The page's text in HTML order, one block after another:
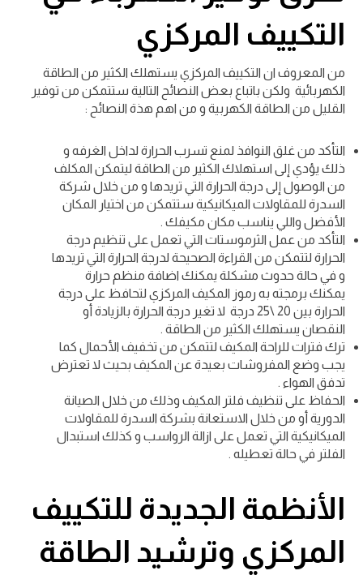
التكييف المركزي
من المعروف ان التكييف المركزي يستهلك الكثير من الطاقة
الكهربائية ولكن باتباع بعض النصائح التالية ستتمكن من توفير
القليل من الطاقة الكهربية و من اهم هذة النصائح :
التأكد من غلق النوافذ لمنع تسرب الحرارة لداخل الغرفه و
ذلك يؤدي إلى استهلاك الكثير من الطاقة ليتمكن المكلف
من الوصول إلى درجة الحرارة التي تريدها و من خلال شركة
السدرة للمقاولات الميكانيكية ستتمكن من اختيار المكان
الأفضل واللي يناسب مكان مكيفك .
التأكد من عمل الثرموستات التي تعمل على تنظيم درجة
الحرارة لتتمكن من القراءة الصحيحة لدرجة الحرارة التي تريدها
و في حالة حدوث مشكلة يمكنك اضافة منظم حرارة
يمكنك برمجته به رموز المكيف المركزي لتحافظ على درجة
الحرارة بين 20 \25 درجة لا تغير درجة الحرارة بالزيادة أو
النقصان يستهلك الكثير من الطاقة .
ترك فترات للراحة المكيف لتتمكن من تخفيف الأحمال كما
يجب وضع المفروشات بعيدة عن المكيف بحيث لا تعترض
تدفق الهواء .
الحفاظ على تنظيف فلتر المكيف وذلك من خلال الصيانة
الدورية أو من خلال الاستعانة بشركة السدرة للمقاولات
الميكانيكية التي تعمل على ازالة الرواسب و كذلك استبدال
الفلتر في حالة تعطيله .
الأنظمة الجديدة للتكييف
المركزي وترشيد الطاقة